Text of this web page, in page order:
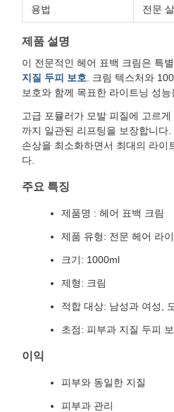
용법 전문
제품 설명
이 전문적인 헤어 표백 크림은 특
지질 두피 보호 . 크림 텍스처와
보호와 함께 목표한 라이트닝 성능
고급 포뮬러가 모발 피질에 고르
까지 일관된 리프팅을 보장합니다
손상을 최소화하면서 최대의 라이
다.
주요 특징
제품명 : 헤어 표백 크림
제품 유형: 전문 헤어 라
크기: 1000ml
제형: 크림
적합 대상: 남성과 여성,
초점: 피부과 지질 두피
이익
피부와 동일한 지질
피부과 관리